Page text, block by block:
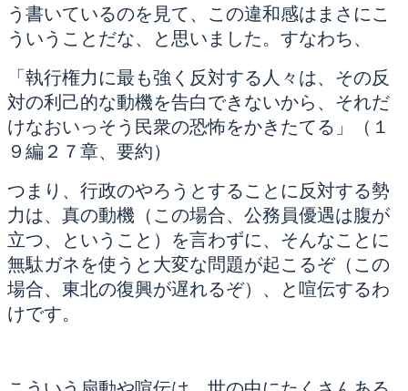
う書いているのを見て、この違和感はまさにこ
ういうことだな、と思いました。すなわち、
「執行権力に最も強く反対する人々は、その反
対の利己的な動機を告白できないから、それだ
けなおいっそう民衆の恐怖をかきたてる」（１
９編２７章、要約）
つまり、行政のやろうとすることに反対する勢
力は、真の動機（この場合、公務員優遇は腹が
立つ、ということ）を言わずに、そんなことに
無駄ガネを使うと大変な問題が起こるぞ（この
場合、東北の復興が遅れるぞ）、と喧伝するわ
けです。